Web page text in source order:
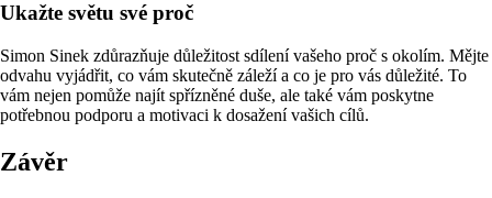
Ukažte světu své proč
Simon Sinek zdůrazňuje důležitost sdílení vašeho proč s okolím. Mějte
odvahu vyjádřit, co vám skutečně záleží a co je pro vás důležité. To
vám nejen pomůže najít spřízněné duše, ale také vám poskytne
potřebnou podporu a motivaci k dosažení vašich cílů.
Závěr